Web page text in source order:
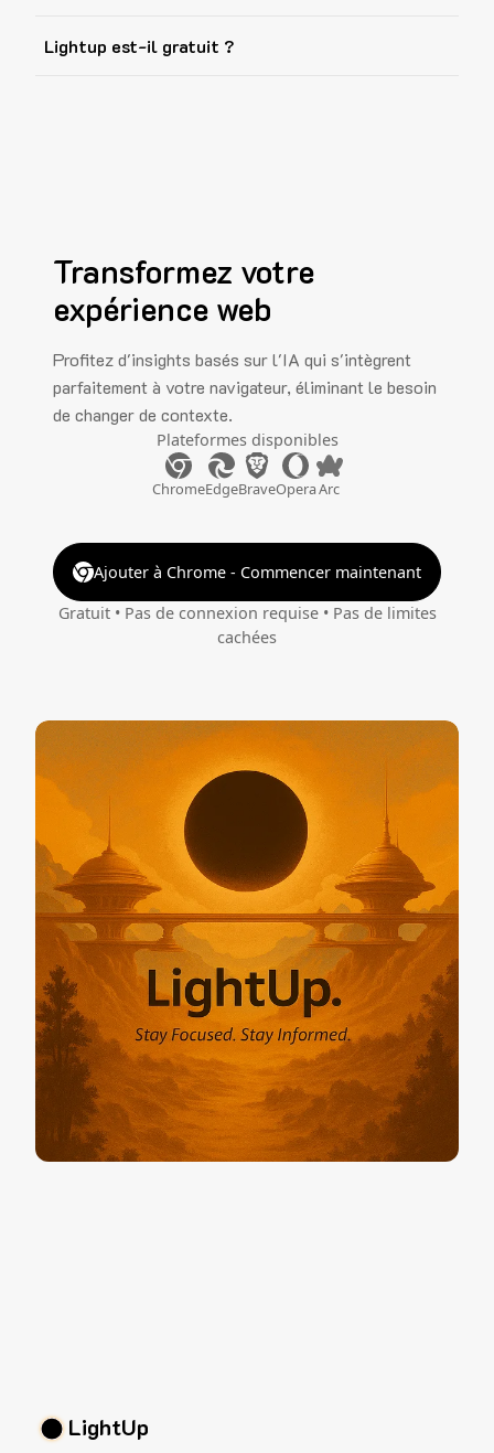
Lightup est-il gratuit ?
Transformez votre
expérience web
Profitez d'insights basés sur l'IA qui s'intègrent
parfaitement à votre navigateur, éliminant le besoin
de changer de contexte.
Plateformes disponibles
ChromeEdgeBraveOperaArc
Ajouter à Chrome - Commencer maintenant
Gratuit • Pas de connexion requise • Pas de limites
cachées
LightUp